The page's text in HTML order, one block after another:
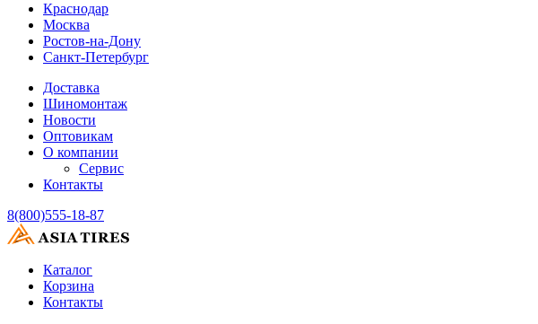
Краснодар
Москва
Ростов-на-Дону
Санкт-Петербург
Доставка
Шиномонтаж
Новости
Оптовикам
О компании
Сервис
Контакты
8(800)555-18-87
Каталог
Корзина
Контакты